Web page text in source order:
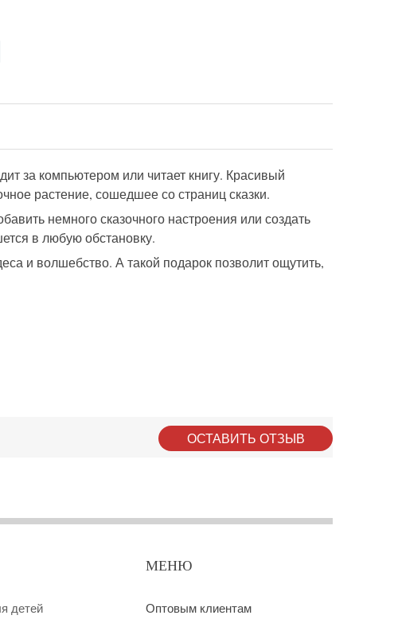
за компьютером или читает книгу. Красивый
растение, сошедшее со страниц сказки.
немного сказочного настроения или создать
в любую обстановку.
и волшебство. А такой подарок позволит ощутить,
ОСТАВИТЬ ОТЗЫВ
детей
МЕНЮ
Оптовым клиентам